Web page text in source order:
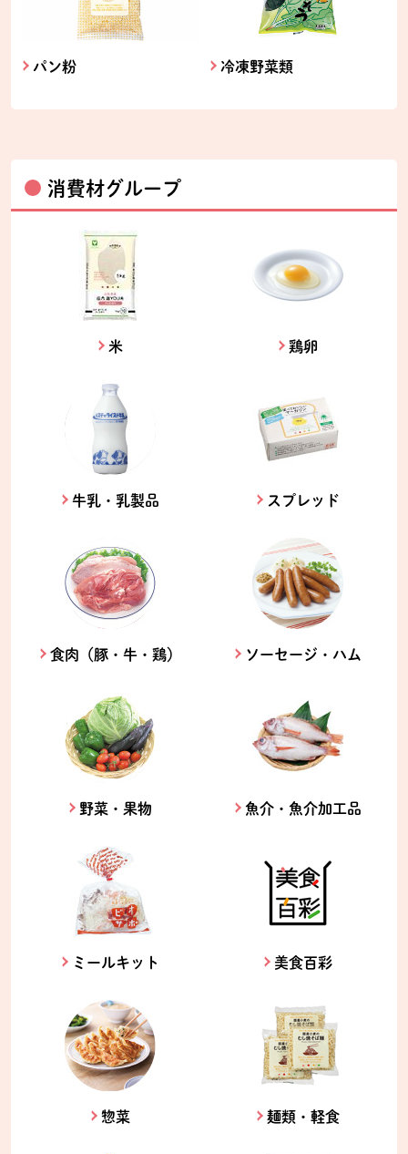
パン粉 冷凍野菜類
消費材グループ
米 鶏卵
牛乳・乳製品 スプレッド
食肉（豚・牛・鶏） ソーセージ・ハム
野菜・果物 魚介・魚介加工品
ミールキット 美食百彩
惣菜 麺類・軽食